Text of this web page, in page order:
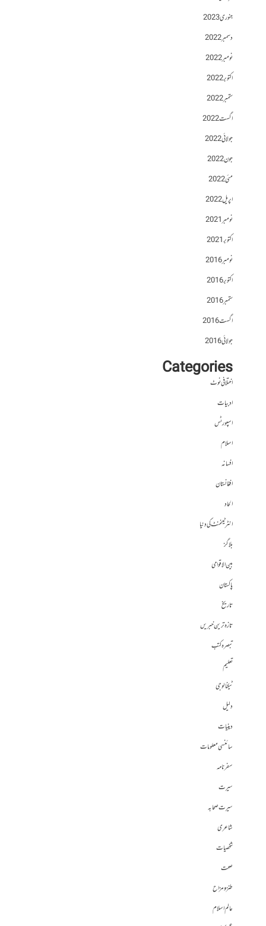
جنوری 2023
دسمبر 2022
نومبر 2022
اکتوبر 2022
ستمبر 2022
اگست 2022
جولائی 2022
جون 2022
مئی 2022
اپریل 2022
نومبر 2021
اکتوبر 2021
نومبر 2016
اکتوبر 2016
ستمبر 2016
اگست 2016
جولائی 2016
Categories
اختلافی نوٹ
ادبیات
اسپورٹس
اسلام
افسانہ
افغانستان
الحاد
انٹرٹینمنٹ کی دنیا
بلاگز
بین الاقوامی
پاکستان
تاریخ
تازہ ترین خبریں
تبصرہ کتب
تعلیم
ٹیکنالوجی
دلیل
دینیات
سائنسی معلومات
سفرنامہ
سیرت
سیرت صحابہ
شاعری
شخصیات
صحت
طنز و مزاح
عالم اسلام